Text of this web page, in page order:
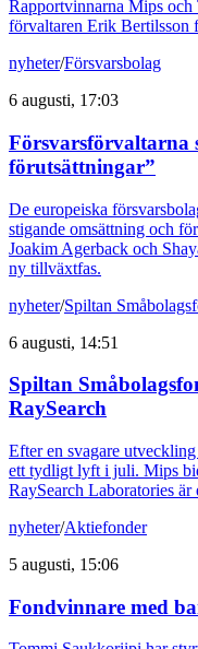
Rapportvinnarna Mips
förvaltaren Erik Bertilsson
nyheter/Försvarsbolag
6 augusti, 17:03
Försvarsförvaltarna
förutsättningar”
De europeiska
stigande omsättning och
Joakim Agerback och
ny tillväxtfas.
nyheter/Spiltan
6 augusti, 14:51
Spiltan
RaySearch
Efter en svagare
ett tydligt lyft i juli. Mips
RaySearch Laboratories
nyheter/Aktiefonder
5 augusti, 15:06
Fondvinnare med